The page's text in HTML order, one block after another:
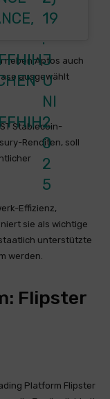
19
.
J
U
NI
2
0
2
5
neben Aptos auch
ausgewählt
Stablecoin-
Renditen, soll
Effizienz,
sie als wichtige
unterstützte
werden.
Flipster
Platform Flipster